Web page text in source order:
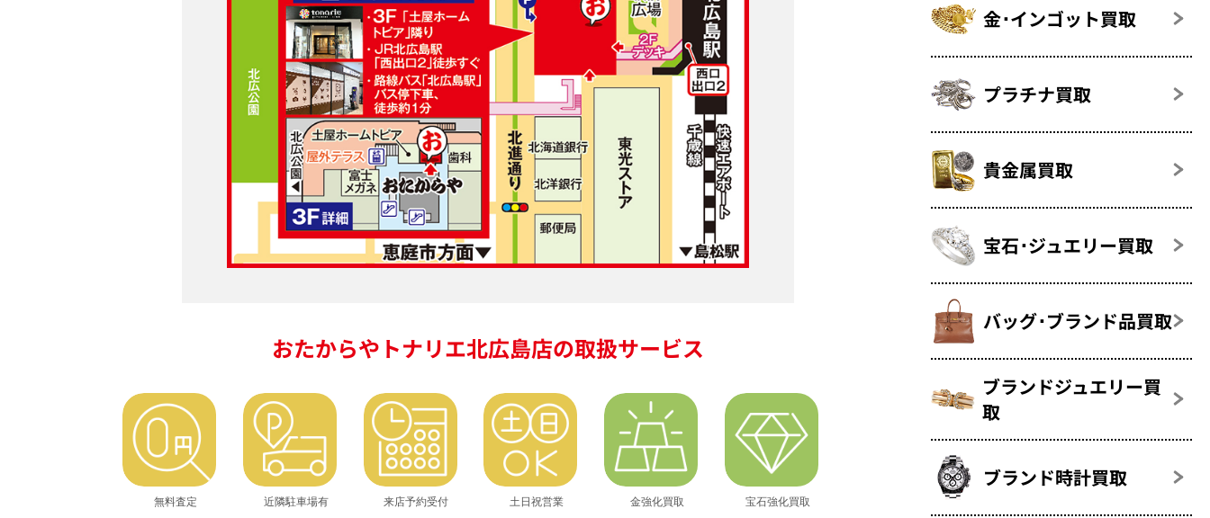
おたからやトナリエ北広島店の取扱サービス
無料査定 近隣駐車場有 来店予約受付 土日祝営業 金強化買取 宝石強化買取
金･インゴット買取
プラチナ買取
貴金属買取
宝石･ジュエリー買取
バッグ･ブランド品買取
ブランドジュエリー買
取
ブランド時計買取